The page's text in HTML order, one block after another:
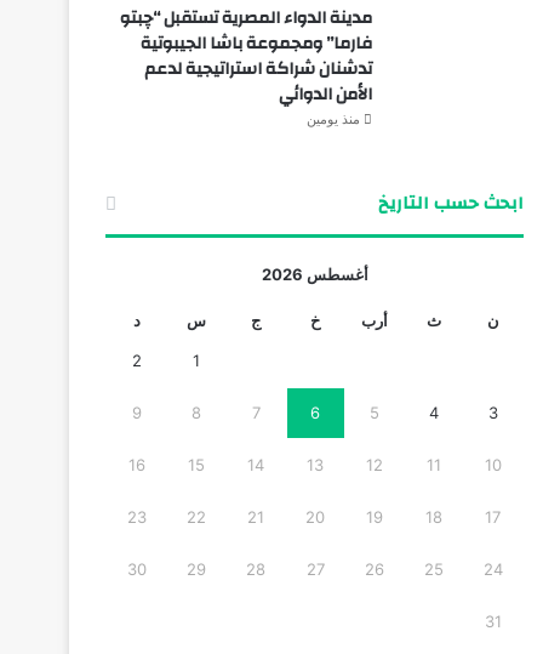
مدينة الدواء المصرية تستقبل “چبتو
فارما” ومجموعة باشا الجيبوتية
تدشنان شراكة استراتيجية لدعم
الأمن الدوائي
منذ يومين
ابحث حسب التاريخ
أغسطس 2026
ن ث أرب خ ج س د
1
2
3
4
5
6
7
8
9
10
11
12
13
14
15
16
17
18
19
20
21
22
23
24
25
26
27
28
29
30
31